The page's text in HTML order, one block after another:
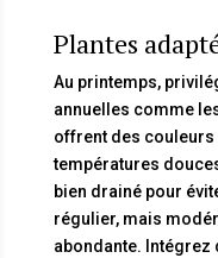
Plantes
Au printemps,
annuelles comme
offrent des couleurs
températures
bien drainé pour
régulier, mais
abondante.